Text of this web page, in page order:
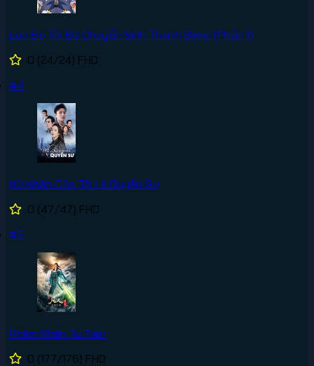
Lúc Đó Tôi Đã Chuyển Sinh Thành Slime (Phần 1)
0 (24/24) FHD
#4
Nữ Nhân Của Tôi Là Quyền Sư
0 (47/47) FHD
#5
Phàm Nhân Tu Tiên
0 (177/176) FHD